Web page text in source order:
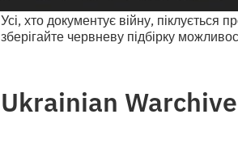
Усі, хто документує війну, піклується
зберігайте червневу підбірку
Ukrainian Warchive